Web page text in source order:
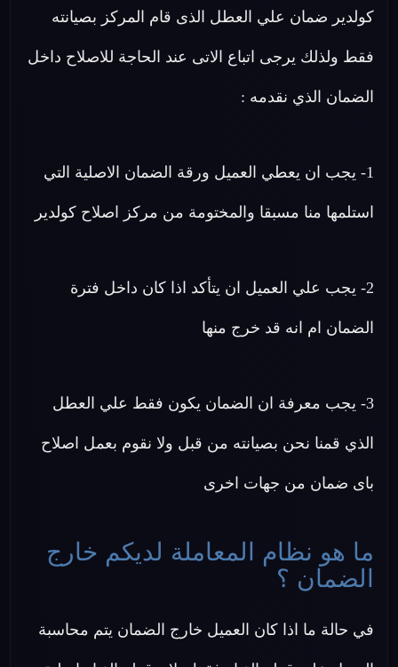
كولدير ضمان علي العطل الذى قام المركز بصيانته
فقط ولذلك يرجى اتباع الاتى عند الحاجة للاصلاح داخل
الضمان الذي نقدمه :
1- يجب ان يعطي العميل ورقة الضمان الاصلية التي
استلمها منا مسبقا والمختومة من مركز اصلاح كولدير
2- يجب علي العميل ان يتأكد اذا كان داخل فترة
الضمان ام انه قد خرج منها
3- يجب معرفة ان الضمان يكون فقط علي العطل
الذي قمنا نحن بصيانته من قبل ولا نقوم بعمل اصلاح
باى ضمان من جهات اخرى
ما هو نظام المعاملة لديكم خارج
الضمان ؟
في حالة ما اذا كان العميل خارج الضمان يتم محاسبة